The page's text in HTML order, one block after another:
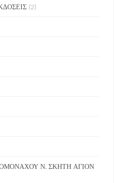
(2)
Ν. ΣΚΗΤΗ ΑΓΙΟΝ